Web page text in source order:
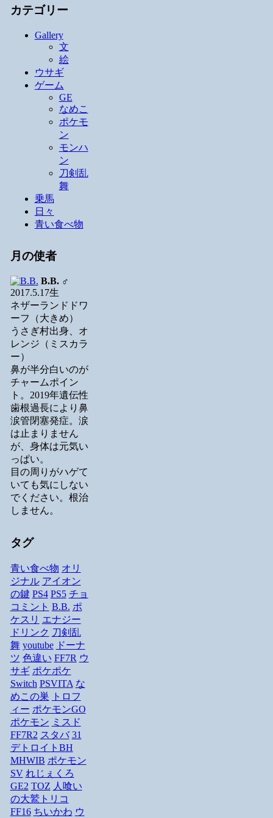
カテゴリー
Gallery
文
絵
ウサギ
ゲーム
GE
なめこ
ポケモ
ン
モンハ
ン
刀剣乱
舞
乗馬
日々
青い食べ物
月の使者
B.B.♂
2017.5.17生
ネザーランドドワ
ーフ（大きめ）
うさぎ村出身、オ
レンジ（ミスカラ
ー）
鼻が半分白いのが
チャームポイン
ト。2019年遺伝性
歯根過長により鼻
涙管閉塞発症。涙
は止まりません
が、身体は元気い
っぱい。
目の周りがハゲて
いても気にしない
でください。根治
しません。
タグ
青い食べ物 オリ
ジナル アイオン
の鍵 PS4 PS5 チョ
コミント B.B. ポ
ケスリ エナジー
ドリンク 刀剣乱
舞 youtube ドーナ
ツ 色違い FF7R ウ
サギ ポケポケ
Switch PSVITA な
めこの巣
トロフ
ィー ポケモンGO
ポケモン ミスド
FF7R2 スタバ 31
デトロイトBH
MHWIB ポケモン
SV れじぇくろ
GE2 TOZ 人喰い
の大鷲トリコ
FF16 ちいかわ ウ